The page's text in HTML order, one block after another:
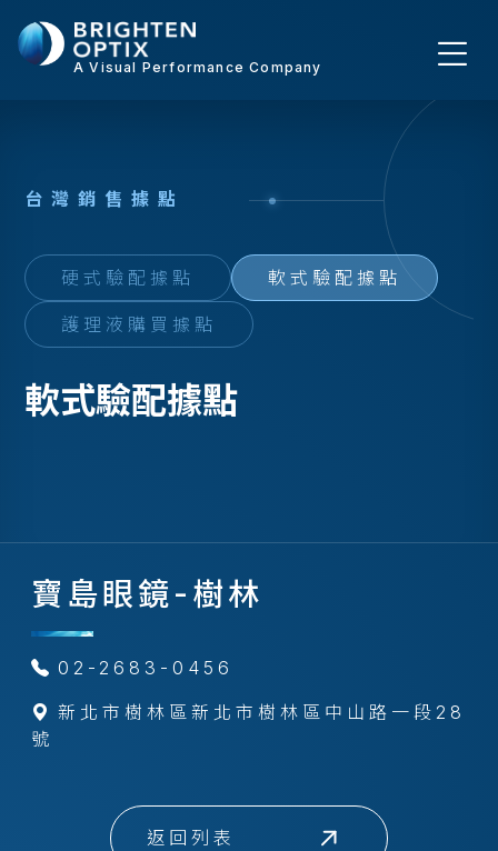
A Visual Performance Company
台灣銷 售據點
硬式驗配據點 軟式驗配據點
護理液購買據點
軟式驗配據點
寶島眼鏡-樹林
02-2683-0456
新北市樹林區新北市樹林區中山路一段28
號
返回列表